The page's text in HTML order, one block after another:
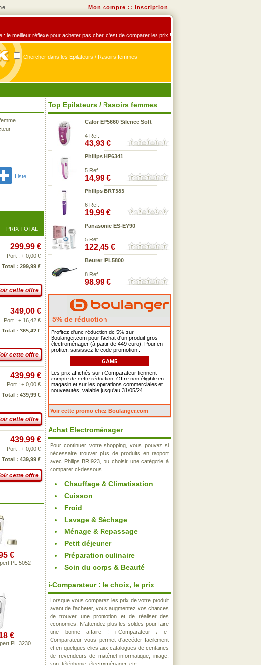
Mon compte :: Inscription
: le meilleur réflexe pour acheter pas cher, c'est de comparer les prix !
Chercher dans les Epilateurs / Rasoirs femmes
Liste
PRIX TOTAL
299,99 €
Port : + 0,00 €
Total : 299,99 €
cette offre
349,00 €
Port : + 16,42 €
Total : 365,42 €
cette offre
439,99 €
Port : + 0,00 €
Total : 439,99 €
cette offre
439,99 €
Port : + 0,00 €
Total : 439,99 €
cette offre
€
PL 5052
€
PL 3230
Top Epilateurs / Rasoirs femmes
Calor EP5660 Silence Soft
4 Ref.
43,93 €
Philips HP6341
5 Ref.
14,99 €
Philips BRT383
6 Ref.
19,99 €
Panasonic ES-EY90
5 Ref.
122,45 €
Beurer IPL5800
8 Ref.
98,99 €
5% de réduction
Profitez d'une réduction de 5% sur
Boulanger.com pour l'achat d'un produit gros
électroménager (à partir de 449 euro). Pour en
profiter, saisissez le code promotion :
GAM5
Les prix affichés sur i-Comparateur tiennent
compte de cette réduction. Offre non éligible en
magasin et sur les opérations commerciales et
nouveautés, valable jusqu'au 31/05/24.
Voir cette promo chez Boulanger.com
Achat Electroménager
Pour continuer votre shopping, vous pouvez si
nécessaire trouver plus de produits en rapport
avec Philips BRI923 , ou choisir une catégorie à
comparer ci-dessous
Chauffage & Climatisation
Cuisson
Froid
Lavage & Séchage
Ménage & Repassage
Petit déjeuner
Préparation culinaire
Soin du corps & Beauté
i-Comparateur : le choix, le prix
Lorsque vous comparez les prix de votre produit
avant de l'acheter, vous augmentez vos chances
de trouver une promotion et de réaliser des
économies. N'attendez plus les soldes pour faire
une bonne affaire ! i-Comparateur / e-
Comparateur vous permet d'accéder facilement
et en quelques clics aux catalogues de centaines
de revendeurs de matériel informatique, image,
son, téléphonie, électroménager, etc..